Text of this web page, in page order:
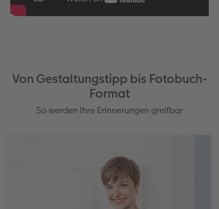
Von Gestaltungstipp bis Fotobuch-
Format
So werden Ihre Erinnerungen greifbar